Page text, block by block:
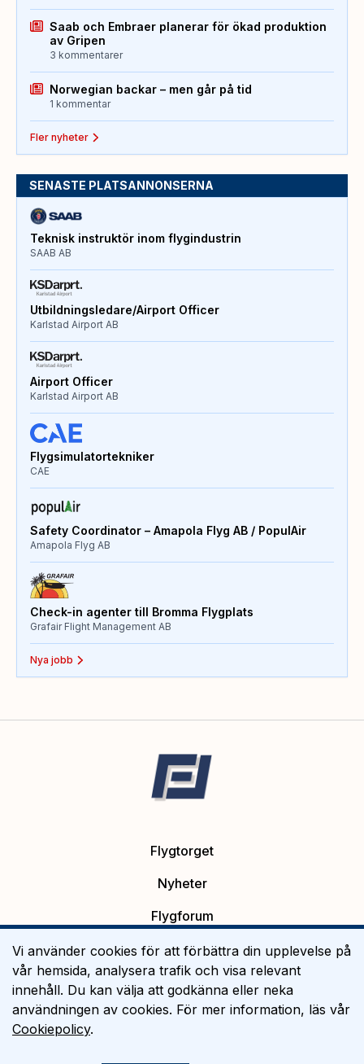
Saab och Embraer planerar för ökad produktion
av Gripen
3 kommentarer
Norwegian backar – men går på tid
1 kommentar
Fler nyheter
SENASTE PLATSANNONSERNA
Teknisk instruktör inom flygindustrin
SAAB AB
Utbildningsledare/Airport Officer
Karlstad Airport AB
Airport Officer
Karlstad Airport AB
Flygsimulatortekniker
CAE
Safety Coordinator – Amapola Flyg AB / PopulAir
Amapola Flyg AB
Check-in agenter till Bromma Flygplats
Grafair Flight Management AB
Nya jobb
Flygtorget
Nyheter
Flygforum
Platsannonser
Flygutbildning
Om Flygtorget
Vi använder cookies för att förbättra din upplevelse på
vår hemsida, analysera trafik och visa relevant
innehåll. Du kan välja att godkänna eller neka
användningen av cookies. För mer information, läs vår
Cookiepolicy.